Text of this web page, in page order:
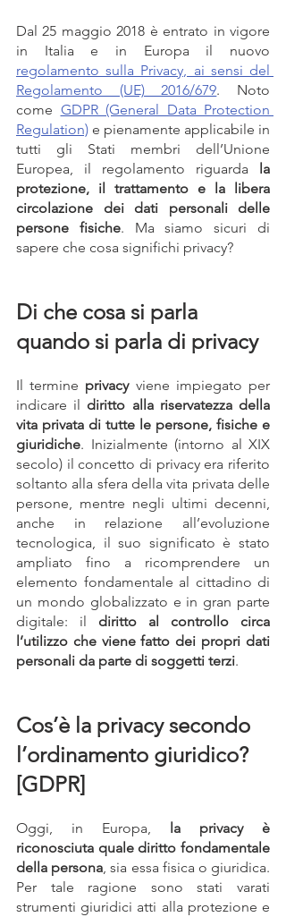
Dal 25 maggio 2018 è entrato in vigore
regolamento sulla Privacy, ai sensi del
Regolamento (UE) 2016/679. Noto
come GDPR (General Data Protection
Regulation) e pienamente applicabile in
tutti gli Stati membri dell’Unione
Europea, il regolamento riguarda
la
protezione, il trattamento e la libera
circolazione dei dati personali delle
persone fisiche. Ma siamo sicuri di
sapere che cosa significhi privacy?
Di che cosa si parla
quando si parla di privacy
Il termine privacy viene impiegato per
indicare il diritto alla riservatezza della
vita privata di tutte le persone, fisiche e
giuridiche. Inizialmente (intorno al XIX
secolo) il concetto di privacy era riferito
soltanto alla sfera della vita privata delle
persone, mentre negli ultimi decenni,
anche in relazione all’evoluzione
tecnologica, il suo significato è stato
ampliato fino a ricomprendere un
elemento fondamentale al cittadino di
un mondo globalizzato e in gran parte
digitale: il diritto al controllo circa
l’utilizzo che viene fatto dei propri dati
personali da parte di soggetti terzi.
Cos’è la privacy secondo
l’ordinamento giuridico?
[GDPR]
Oggi, in Europa,
la privacy è
riconosciuta quale diritto fondamentale
della persona, sia essa fisica o giuridica.
Per tale ragione sono stati varati
strumenti giuridici atti alla protezione e